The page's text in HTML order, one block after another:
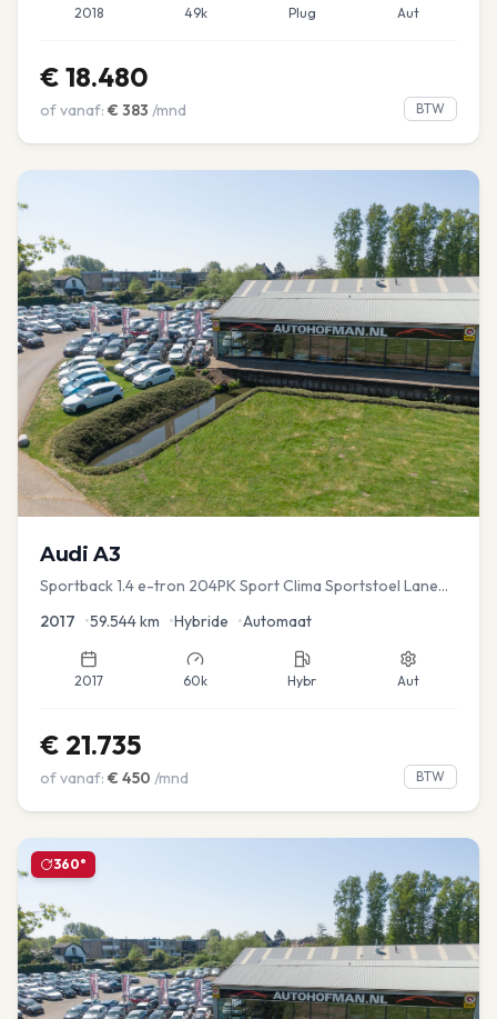
2018 49k Plug Aut
€ 18.480
of vanaf: € 383 /mnd BTW
Audi A3
Sportback 1.4 e-tron 204PK Sport Clima Sportstoel Lane
2017 •59.544km •Hybride •Automaat
2017 60k Hybr Aut
€ 21.735
of vanaf: € 450 /mnd BTW
360°